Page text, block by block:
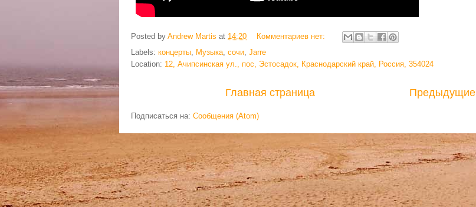
Posted by Andrew Martis at 14:20
Комментариев нет:
Labels: концерты, Музыка, сочи, Jarre
Location: 12, Ачипсинская ул., пос, Эстосадок, Краснодарский край, Россия, 354024
Предыдущие
Главная страница
Подписаться на: Сообщения (Atom)